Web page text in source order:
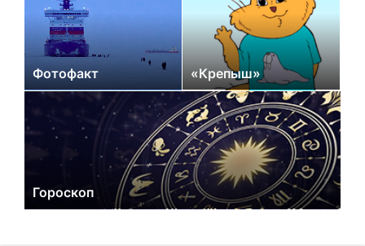
Фотофакт «Крепыш»
Гороскоп